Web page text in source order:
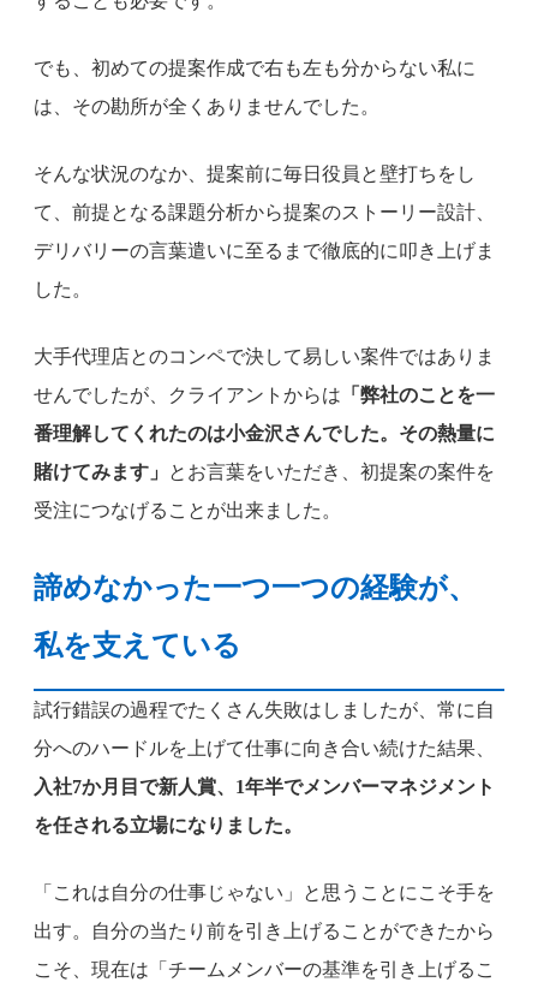
でも、初めての提案作成で右も左も分からない私に
は、その勘所が全くありませんでした。
そんな状況のなか、提案前に毎日役員と壁打ちをし
て、前提となる課題分析から提案のストーリー設計、
デリバリーの言葉遣いに至るまで徹底的に叩き上げま
した。
大手代理店とのコンペで決して易しい案件ではありま
せんでしたが、クライアントからは 「弊社のことを一
番理解してくれたのは小金沢さんでした。その熱量に
賭けてみます」
とお言葉をいただき、初提案の案件を
受注につなげることが出来ました。
諦めなかった一つ一つの経験が、
私を支えている
試行錯誤の過程でたくさん失敗はしましたが、常に自
分へのハードルを上げて仕事に向き合い続けた結果、
入社7か月目で新人賞、1年半でメンバーマネジメント
を任される立場になりました。
「これは自分の仕事じゃない」と思うことにこそ手を
出す。自分の当たり前を引き上げることができたから
こそ、現在は「チームメンバーの基準を引き上げるこ